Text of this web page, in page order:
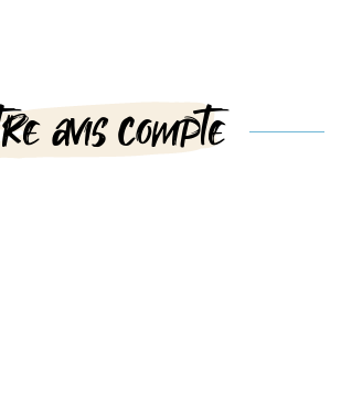
avis compte